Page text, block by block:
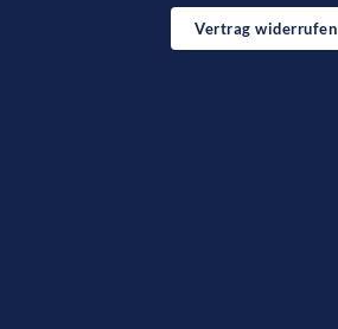
Vertrag widerrufen